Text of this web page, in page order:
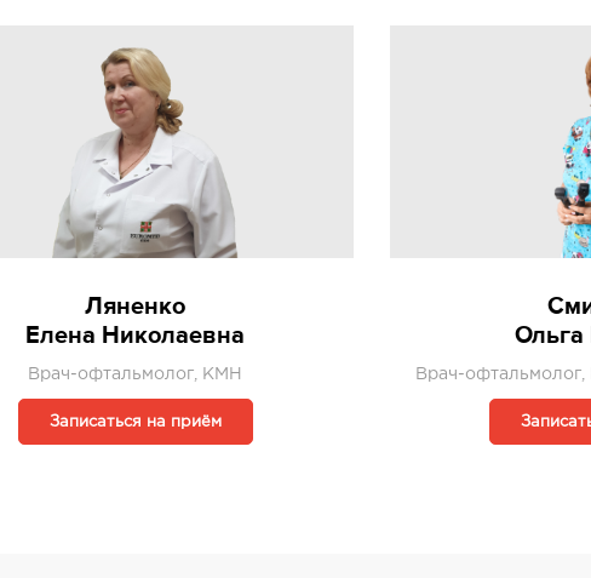
Ляненко
Елена Николаевна
Врач-офтальмолог, КМН
Записаться на приём
Врач-офтальмолог,